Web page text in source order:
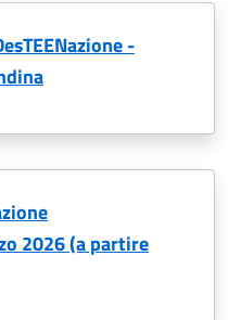
-
2026 (a partire